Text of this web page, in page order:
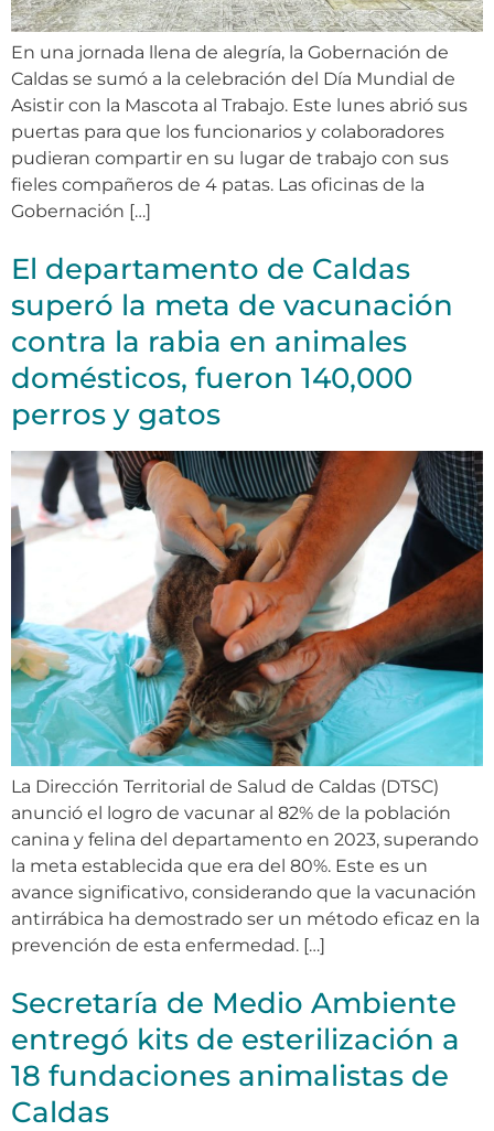
En una jornada llena de alegría, la Gobernación de
Caldas se sumó a la celebración del Día Mundial de
Asistir con la Mascota al Trabajo. Este lunes abrió sus
puertas para que los funcionarios y colaboradores
pudieran compartir en su lugar de trabajo con sus
fieles compañeros de 4 patas. Las oficinas de la
Gobernación […]
El departamento de Caldas
superó la meta de vacunación
contra la rabia en animales
domésticos, fueron 140,000
perros y gatos
La Dirección Territorial de Salud de Caldas (DTSC)
anunció el logro de vacunar al 82% de la población
canina y felina del departamento en 2023, superando
la meta establecida que era del 80%. Este es un
avance significativo, considerando que la vacunación
antirrábica ha demostrado ser un método eficaz en la
prevención de esta enfermedad. […]
Secretaría de Medio Ambiente
entregó kits de esterilización a
18 fundaciones animalistas de
Caldas